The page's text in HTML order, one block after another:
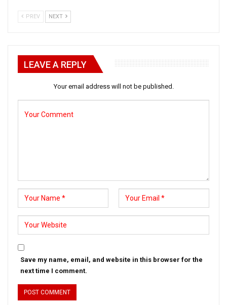
PREV NEXT
LEAVE A REPLY
Your email address will not be published.
Save my name, email, and website in this browser for the
next time I comment.